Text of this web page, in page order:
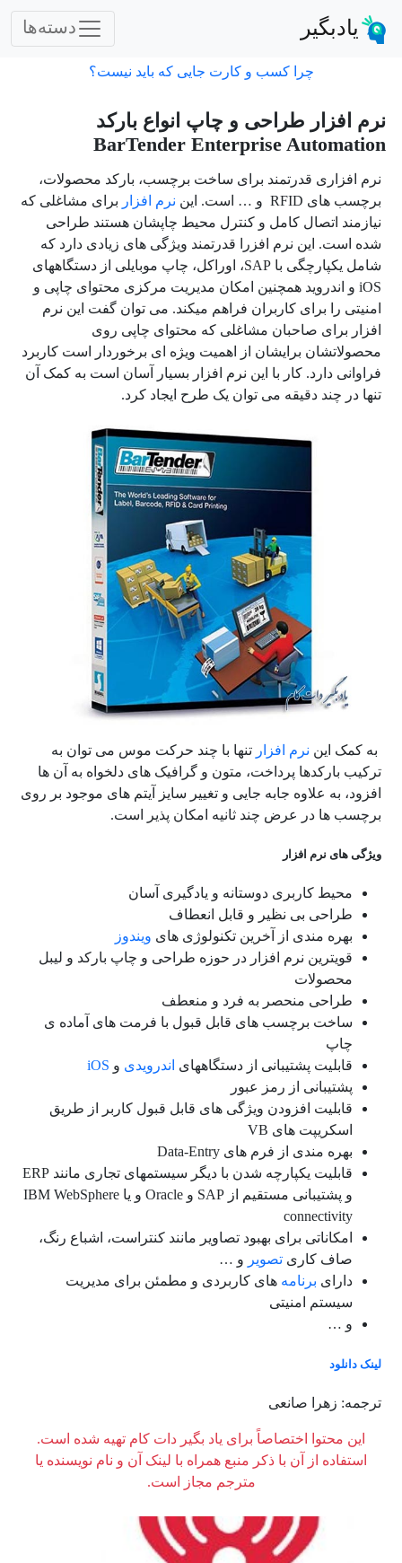
یادبگیر دسته‌ها
چرا کسب و کارت جایی که باید نیست؟
نرم افزار طراحی و چاپ انواع بارکد
BarTender Enterprise Automation
نرم افزاری قدرتمند برای ساخت برچسب، بارکد محصولات،
برچسب های RFID و … است. این
نرم افزار برای مشاغلی که
نیازمند اتصال کامل و کنترل محیط چاپشان هستند طراحی
شده است. این نرم افزرا قدرتمند ویژگی های زیادی دارد که
شامل یکپارچگی با SAP، اوراکل، چاپ موبایلی از دستگاههای
iOS و اندروید همچنین امکان مدیریت مرکزی محتوای چاپی و
امنیتی را برای کاربران فراهم میکند. می توان گفت این نرم
افزار برای صاحبان مشاغلی که محتوای چاپی روی
محصولاتشان برایشان از اهمیت ویژه ای برخوردار است کاربرد
فراوانی دارد. کار با این نرم افزار بسیار آسان است به کمک آن
تنها در چند دقیقه می توان یک طرح ایجاد کرد.
به کمک این نرم افزار تنها با چند حرکت موس می توان به
ترکیب بارکدها پرداخت، متون و گرافیک های دلخواه به آن ها
افزود، به علاوه جابه جایی و تغییر سایز آیتم های موجود بر روی
برچسب ها در عرض چند ثانیه امکان پذیر است.
ویژگی های نرم افزار
محیط کاربری دوستانه و یادگیری آسان
طراحی بی نظیر و قابل انعطاف
بهره مندی از آخرین تکنولوژی های ویندوز
قویترین نرم افزار در حوزه طراحی و چاپ بارکد و لیبل
محصولات
طراحی منحصر به فرد و منعطف
ساخت برچسب های قابل قبول با فرمت های آماده ی
چاپ
قابلیت پشتیبانی از دستگاههای اندرویدی و iOS
پشتیبانی از رمز عبور
قابلیت افزودن ویژگی های قابل قبول کاربر از طریق
اسکریپت های VB
بهره مندی از فرم های Data-Entry
قابلیت یکپارچه شدن با دیگر سیستمهای تجاری مانند ERP
و پشتیبانی مستقیم از SAP و Oracle و یا IBM WebSphere
connectivity
امکاناتی برای بهبود تصاویر مانند کنتراست، اشباع رنگ،
صاف کاری تصویر و …
دارای برنامه های کاربردی و مطمئن برای مدیریت
سیستم امنیتی
و …
لینک دانلود
ترجمه: زهرا صانعی
این محتوا اختصاصاً برای یاد بگیر دات کام تهیه شده است.
استفاده از آن با ذکر منبع همراه با لینک آن و نام نویسنده یا
مترجم مجاز است.